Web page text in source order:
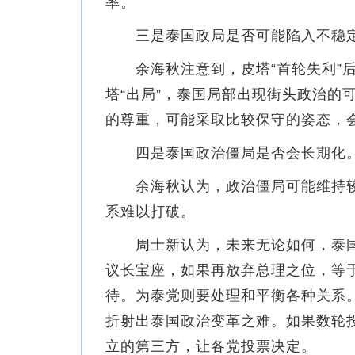
三是泰国政局是否可能陷入不稳
余海秋注意到，皮塔“首轮失利”
塔“出局”，泰国局部出现街头政治的
的尊重，可能采取比较保守的姿态
四是泰国政治僵局是否会长期化
余海秋认为，政治僵局可能维持
系难以打破。
周士新认为，未来无论如何，泰
议长宝座，如果再放弃总理之位，等
待。为泰党则要处理和平衡各种关系
折射出泰国政治变革之难。如果数轮
立的第三方，让各党投票决定。